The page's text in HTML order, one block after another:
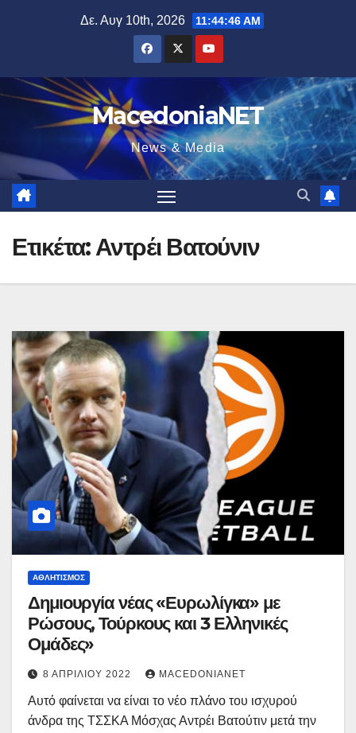
Δε. Αυγ 10th, 2026 11:44:47 AM
MacedoniaNET
News & Media
Ετικέτα:Αντρέι Βατούνιν
ΑΘΛΗΤΙΣΜΌΣ
Δημιουργία νέας «Ευρωλίγκα» με
Ρώσους, Τούρκους και 3 Ελληνικές
Ομάδες»
8 ΑΠΡΙΛΊΟΥ 2022 MACEDONIANET
Αυτό φαίνεται να είναι το νέο πλάνο του ισχυρού
άνδρα της ΤΣΣΚΑ Μόσχας Αντρέι Βατούτιν μετά την